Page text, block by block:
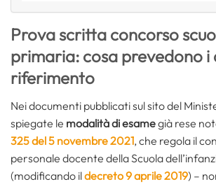
Prova scritta concorso
primaria: cosa prevedono i
riferimento
Nei documenti pubblicati sul sito del
spiegate le modalità di esamegià rese
325 del 5 novembre 2021, che regola il
personale docente della Scuola
(modificando ildecreto 9 aprile 2019) –